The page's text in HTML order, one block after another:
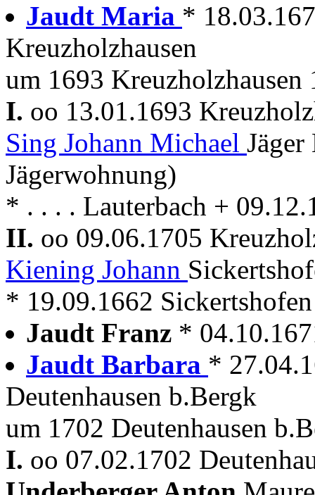
Jaudt Maria *
Kreuzholzhausen
um 1693
I. oo 13.01.1693
Sing Johann Michael
Jägerwohnung)
* . . . . Lauterbach +
II. oo 09.06.1705
Kiening Johann
* 19.09.1662
Jaudt Franz *
Jaudt Barbara *
Deutenhausen b.Bergk
um 1702 Deutenhausen
I. oo 07.02.1702